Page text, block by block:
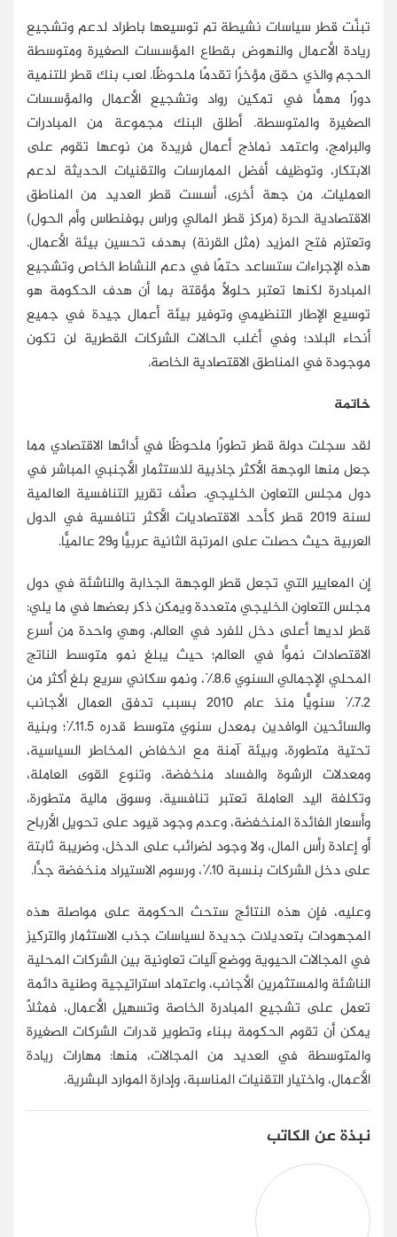
تبنَّت قطر سياسات نشيطة تم توسيعها باطراد لدعم وتشجيع
ريادة الأعمال والنهوض بقطاع المؤسسات الصغيرة ومتوسطة
الحجم والذي حقق مؤخرًا تقدمًا ملحوظًا. لعب بنك قطر للتنمية
دورًا مهمًّا في تمكين رواد وتشجيع الأعمال والمؤسسات
الصغيرة والمتوسطة. أطلق البنك مجموعة من المبادرات
والبرامج، واعتمد نماذج أعمال فريدة من نوعها تقوم على
الابتكار، وتوظيف أفضل الممارسات والتقنيات الحديثة لدعم
العمليات. من جهة أخرى، أسست قطر العديد من المناطق
الاقتصادية الحرة (مركز قطر المالي وراس بوفنطاس وأم الحول)
وتعتزم فتح المزيد (مثل القرنة) بهدف تحسين بيئة الأعمال.
هذه الإجراءات ستساعد حتمًا في دعم النشاط الخاص وتشجيع
المبادرة لكنها تعتبر حلولًا مؤقتة بما أن هدف الحكومة هو
توسيع الإطار التنظيمي وتوفير بيئة أعمال جيدة في جميع
أنحاء البلاد؛ وفي أغلب الحالات الشركات القطرية لن تكون
موجودة في المناطق الاقتصادية الخاصة.
خاتمة
لقد سجلت دولة قطر تطورًا ملحوظًا في أدائها الاقتصادي مما
جعل منها الوجهة الأكثر جاذبية للاستثمار الأجنبي المباشر في
دول مجلس التعاون الخليجي. صنَّف تقرير التنافسية العالمية
لسنة 2019 قطر كأحد الاقتصاديات الأكثر تنافسية في الدول
العربية حيث حصلت على المرتبة الثانية عربيًّا و29 عالميًّا.
إن المعايير التي تجعل قطر الوجهة الجذابة والناشئة في دول
مجلس التعاون الخليجي متعددة ويمكن ذكر بعضها في ما يلي:
قطر لديها أعلى دخل للفرد في العالم، وهي واحدة من أسرع
الاقتصادات نموًّا في العالم؛ حيث يبلغ نمو متوسط ​​الناتج
المحلي الإجمالي السنوي 8.6٪، ونمو سكاني سريع بلغ أكثر من
7.2٪ سنويًّا منذ عام 2010 بسبب تدفق العمال الأجانب
والسائحين الوافدين بمعدل سنوي متوسط ​​قدره 11.5٪؛ وبنية
تحتية متطورة، وبيئة آمنة مع انخفاض المخاطر السياسية،
ومعدلات الرشوة والفساد منخفضة، وتنوع القوى العاملة،
وتكلفة اليد العاملة تعتبر تنافسية، وسوق مالية متطورة،
وأسعار الفائدة المنخفضة، وعدم وجود قيود على تحويل الأرباح
أو إعادة رأس المال، ولا وجود لضرائب على الدخل، وضريبة ثابتة
على دخل الشركات بنسبة 10٪، ورسوم الاستيراد منخفضة جدًّا.
وعليه، فإن هذه النتائج ستحث الحكومة على مواصلة هذه
المجهودات بتعديلات جديدة لسياسات جذب الاستثمار والتركيز
في المجالات الحيوية ووضع آليات تعاونية بين الشركات المحلية
الناشئة والمستثمرين الأجانب، واعتماد استراتيجية وطنية دائمة
تعمل على تشجيع المبادرة الخاصة وتسهيل الأعمال، فمثلًا
يمكن أن تقوم الحكومة ببناء وتطوير قدرات الشركات الصغيرة
والمتوسطة في العديد من المجالات، منها: مهارات ريادة
الأعمال، واختيار التقنيات المناسبة، وإدارة الموارد البشرية.
نبذة عن الكاتب